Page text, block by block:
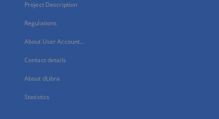
Project Description
Regulations
About User Account...
Contact details
About dLibra
Statistics